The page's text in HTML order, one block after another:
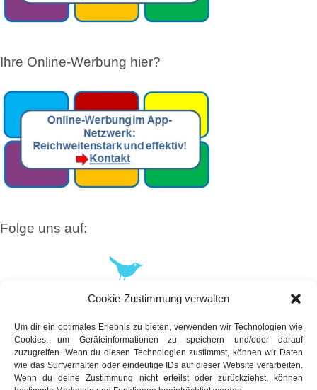
Cookie-Zustimmung verwalten
Um dir ein optimales Erlebnis zu bieten, verwenden wir Technologien wie
Cookies, um Geräteinformationen zu speichern und/oder darauf
zuzugreifen. Wenn du diesen Technologien zustimmst, können wir Daten
wie das Surfverhalten oder eindeutige IDs auf dieser Website verarbeiten.
Wenn du deine Zustimmung nicht erteilst oder zurückziehst, können
Ihre Online-Werbung hier?
Folge uns auf: